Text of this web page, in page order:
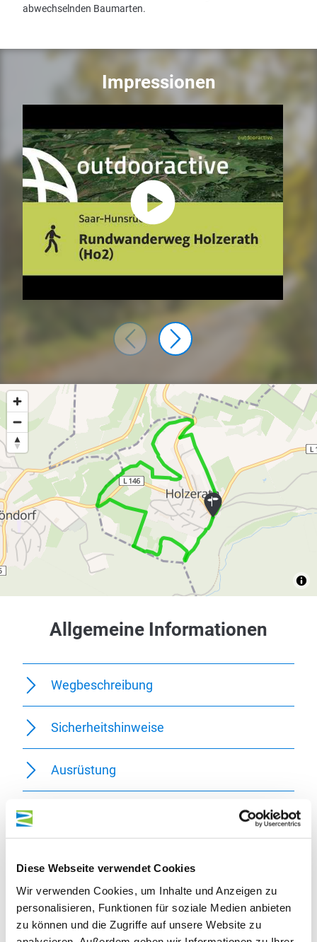
Diese Webseite verwendet Cookies
Wir verwenden Cookies, um Inhalte und Anzeigen zu
personalisieren, Funktionen für soziale Medien anbieten
zu können und die Zugriffe auf unsere Website zu
abwechselnden Baumarten.
Impressionen
0 km 1 km 2 km
375 m
400 m
425 m
0 km
0 km 4 km
Allgemeine Informationen
Wegbeschreibung
Sicherheitshinweise